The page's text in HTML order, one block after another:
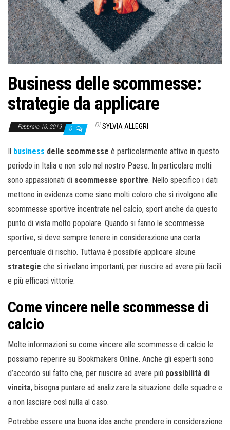
n
e
Business delle scommesse:
strategie da applicare
Febbraio 10, 2019 0 Di SYLVIA ALLEGRI
Il business delle scommesse è particolarmente attivo in questo
periodo in Italia e non solo nel nostro Paese. In particolare molti
sono appassionati di scommesse sportive. Nello specifico i dati
mettono in evidenza come siano molti coloro che si rivolgono alle
scommesse sportive incentrate nel calcio, sport anche da questo
punto di vista molto popolare. Quando si fanno le scommesse
sportive, si deve sempre tenere in considerazione una certa
percentuale di rischio. Tuttavia è possibile applicare alcune
strategie che si rivelano importanti, per riuscire ad avere più facili
e più efficaci vittorie.
Come vincere nelle scommesse di
calcio
Molte informazioni su come vincere alle scommesse di calcio le
possiamo reperire su Bookmakers Online. Anche gli esperti sono
d’accordo sul fatto che, per riuscire ad avere più possibilità di
vincita, bisogna puntare ad analizzare la situazione delle squadre e
a non lasciare così nulla al caso.
Potrebbe essere una buona idea anche prendere in considerazione